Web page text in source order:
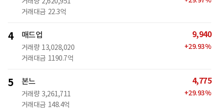
거래대금 22.3억
4 매드업
거래량 13,028,020
거래대금 1190.7억
9,940
+29.93%
5 본느
거래량 3,261,711
거래대금 148.4억
4,775
+29.93%